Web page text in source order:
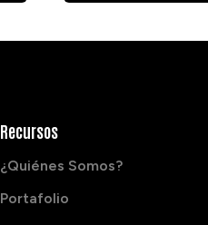
Recursos
¿Quiénes Somos?
Portafolio